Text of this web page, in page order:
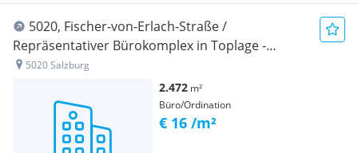
5020, Fischer-von-Erlach-Straße /
Repräsentativer Bürokomplex in Toplage -
Fischer‑von‑Erlach‑Straße, 5020 Salzburg
5020 Salzburg
2.472 m²
Büro/Ordination
€ 16 /m²